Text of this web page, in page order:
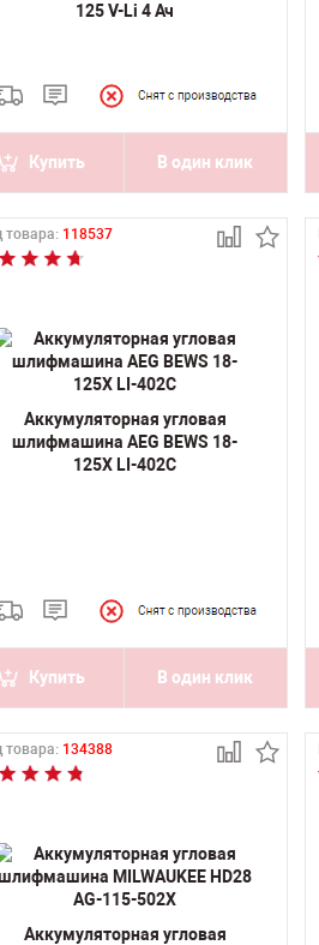
125 V-Li 4 Ач
Купить В один клик
товара: 118537
Аккумуляторная угловая
шлифмашина AEG BEWS 18-
125Х LI-402C
Купить В один клик
товара: 134388
Аккумуляторная угловая